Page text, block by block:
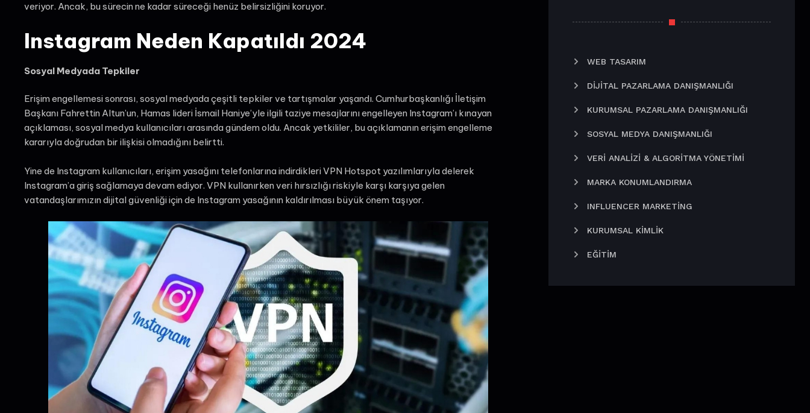
veriyor. Ancak, bu sürecin ne kadar süreceği henüz belirsizliğini koruyor.
Instagram Neden Kapatıldı 2024
Sosyal Medyada Tepkiler
Erişim engellemesi sonrası, sosyal medyada çeşitli tepkiler ve tartışmalar yaşandı. Cumhurbaşkanlığı İletişim
Başkanı Fahrettin Altun’un, Hamas lideri İsmail Haniye’yle ilgili taziye mesajlarını engelleyen Instagram’ı kınayan
açıklaması, sosyal medya kullanıcıları arasında gündem oldu. Ancak yetkililer, bu açıklamanın erişim engelleme
kararıyla doğrudan bir ilişkisi olmadığını belirtti.
Yine de Instagram kullanıcıları, erişim yasağını telefonlarına indirdikleri VPN Hotspot yazılımlarıyla delerek
Instagram’a giriş sağlamaya devam ediyor. VPN kullanırken veri hırsızlığı riskiyle karşı karşıya gelen
vatandaşlarımızın dijital güvenliği için de Instagram yasağının kaldırılması büyük önem taşıyor.
WEB TASARIM
DIJITAL PAZARLAMA DANIŞMANLIĞI
KURUMSAL PAZARLAMA DANIŞMANLIĞI
SOSYAL MEDYA DANIŞMANLIĞI
VERI ANALIZI & ALGORITMA YÖNETIMI
MARKA KONUMLANDIRMA
INFLUENCER MARKETING
KURUMSAL KIMLIK
EĞITIM